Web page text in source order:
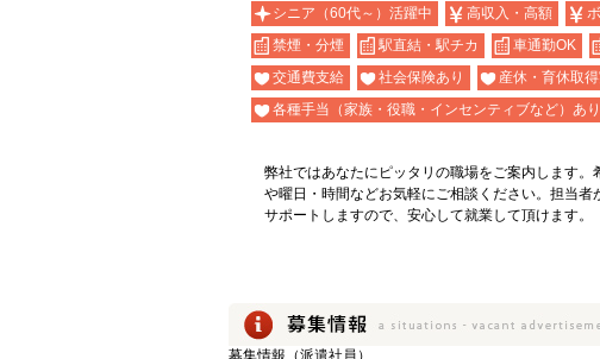
シニア（60代～）活躍中
高収入・高額
禁煙・分煙
駅直結・駅チカ 車通勤OK
交通費支給
社会保険あり 産休・育休取
各種手当（家族・役職・インセンティブなど）あり
弊社ではあなたにピッタリの職場をご案内します。
や曜日・時間などお気軽にご相談ください。担当者
サポートしますので、安心して就業して頂けます。
募集情報（派遣社員）